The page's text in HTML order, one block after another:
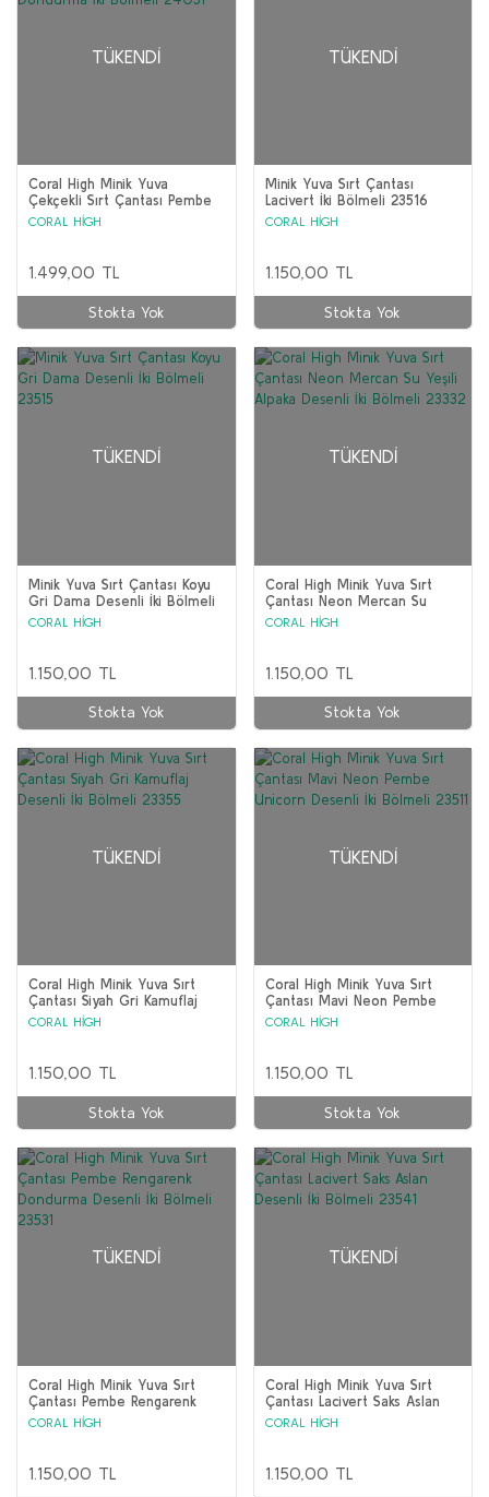
TÜKENDI
Coral High Minik Yuva
Çekçekli Sırt Çantası Pembe
Dondurma İki Bölmeli 24031
CORAL HİGH
1.499,00 TL
Stokta Yok
TÜKENDI
Minik Yuva Sırt Çantası
Lacivert İki Bölmeli 23516
CORAL HİGH
1.150,00 TL
Stokta Yok
TÜKENDI
Minik Yuva Sırt Çantası Koyu
Gri Dama Desenli İki Bölmeli
23515
CORAL HİGH
1.150,00 TL
Stokta Yok
TÜKENDI
Coral High Minik Yuva Sırt
Çantası Neon Mercan Su
Yeşili Alpaka Desenli İki
CORAL HİGH
1.150,00 TL
Stokta Yok
TÜKENDI
Coral High Minik Yuva Sırt
Çantası Siyah Gri Kamuflaj
Desenli İki Bölmeli 23355
CORAL HİGH
1.150,00 TL
Stokta Yok
TÜKENDI
Coral High Minik Yuva Sırt
Çantası Mavi Neon Pembe
Unicorn Desenli İki Bölmeli
CORAL HİGH
1.150,00 TL
Stokta Yok
TÜKENDI
Coral High Minik Yuva Sırt
Çantası Pembe Rengarenk
Dondurma Desenli İki Bölmeli
CORAL HİGH
1.150,00 TL
TÜKENDI
Coral High Minik Yuva Sırt
Çantası Lacivert Saks Aslan
Desenli İki Bölmeli 23541
CORAL HİGH
1.150,00 TL